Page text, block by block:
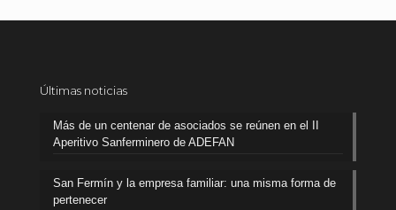
Últimas noticias
Más de un centenar de asociados se reúnen en el II
Aperitivo Sanferminero de ADEFAN
San Fermín y la empresa familiar: una misma forma de
pertenecer